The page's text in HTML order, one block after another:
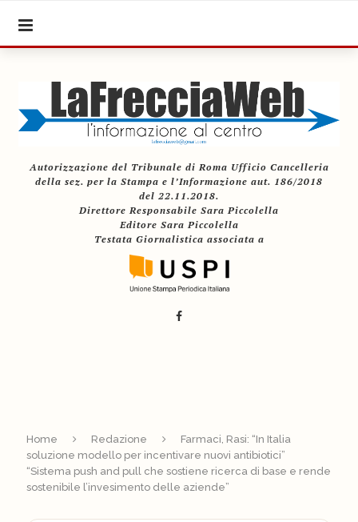
Autorizzazione del Tribunale di Roma Ufficio Cancelleria
della sez. per la Stampa e l’Informazione aut. 186/2018
del 22.11.2018.
Direttore Responsabile Sara Piccolella
Editore Sara Piccolella
Testata Giornalistica associata a
Home Redazione
Farmaci, Rasi: “In Italia
soluzione modello per incentivare nuovi antibiotici”
“Sistema push and pull che sostiene ricerca di base e rende
sostenibile l’invesimento delle aziende”